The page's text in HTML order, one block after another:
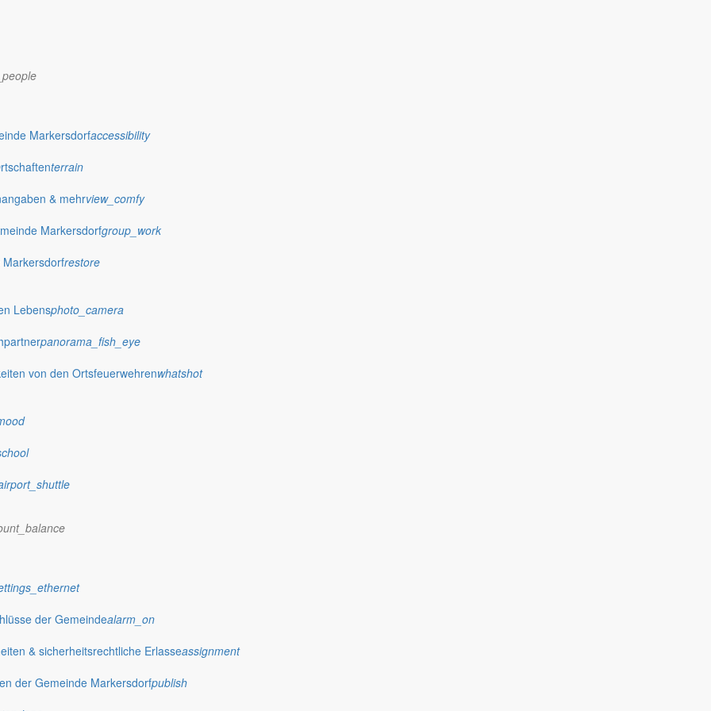
Markersdorfaccessibility
terrain
& mehrview_comfy
Markersdorfgroup_work
restore
Lebensphoto_camera
panorama_fish_eye
von den Ortsfeuerwehrenwhatshot
der Gemeindealarm_on
& sicherheitsrechtliche Erlasseassignment
der Gemeinde Markersdorfpublish
Kutschfahrt auf den Eselhof. Trotz kleiner Missgeschicke – beispielsweise ging ein Handy verloren – hatten die Kleinen viel Spaß.
so großes Interesse wie die Esel selbst weckten.
Tagesmutti Silvia Keil!